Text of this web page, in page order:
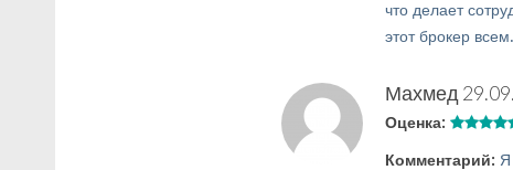
что делает
этот брокер всем.
Махмед
Оценка:
Комментарий: Я